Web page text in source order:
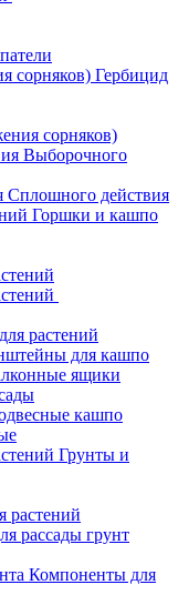
Гербицид
сорняков)
Выборочного
Сплошного действия
Горшки и кашпо
растений
для кашпо
ящики
кашпо
Грунты и
растений
рассады грунт
Компоненты для